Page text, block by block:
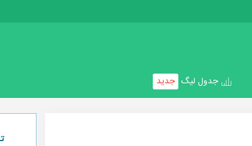
جدول لیگ جدید